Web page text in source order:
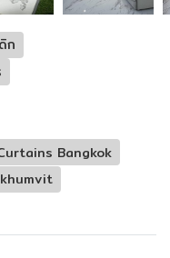
ก
Bangkok